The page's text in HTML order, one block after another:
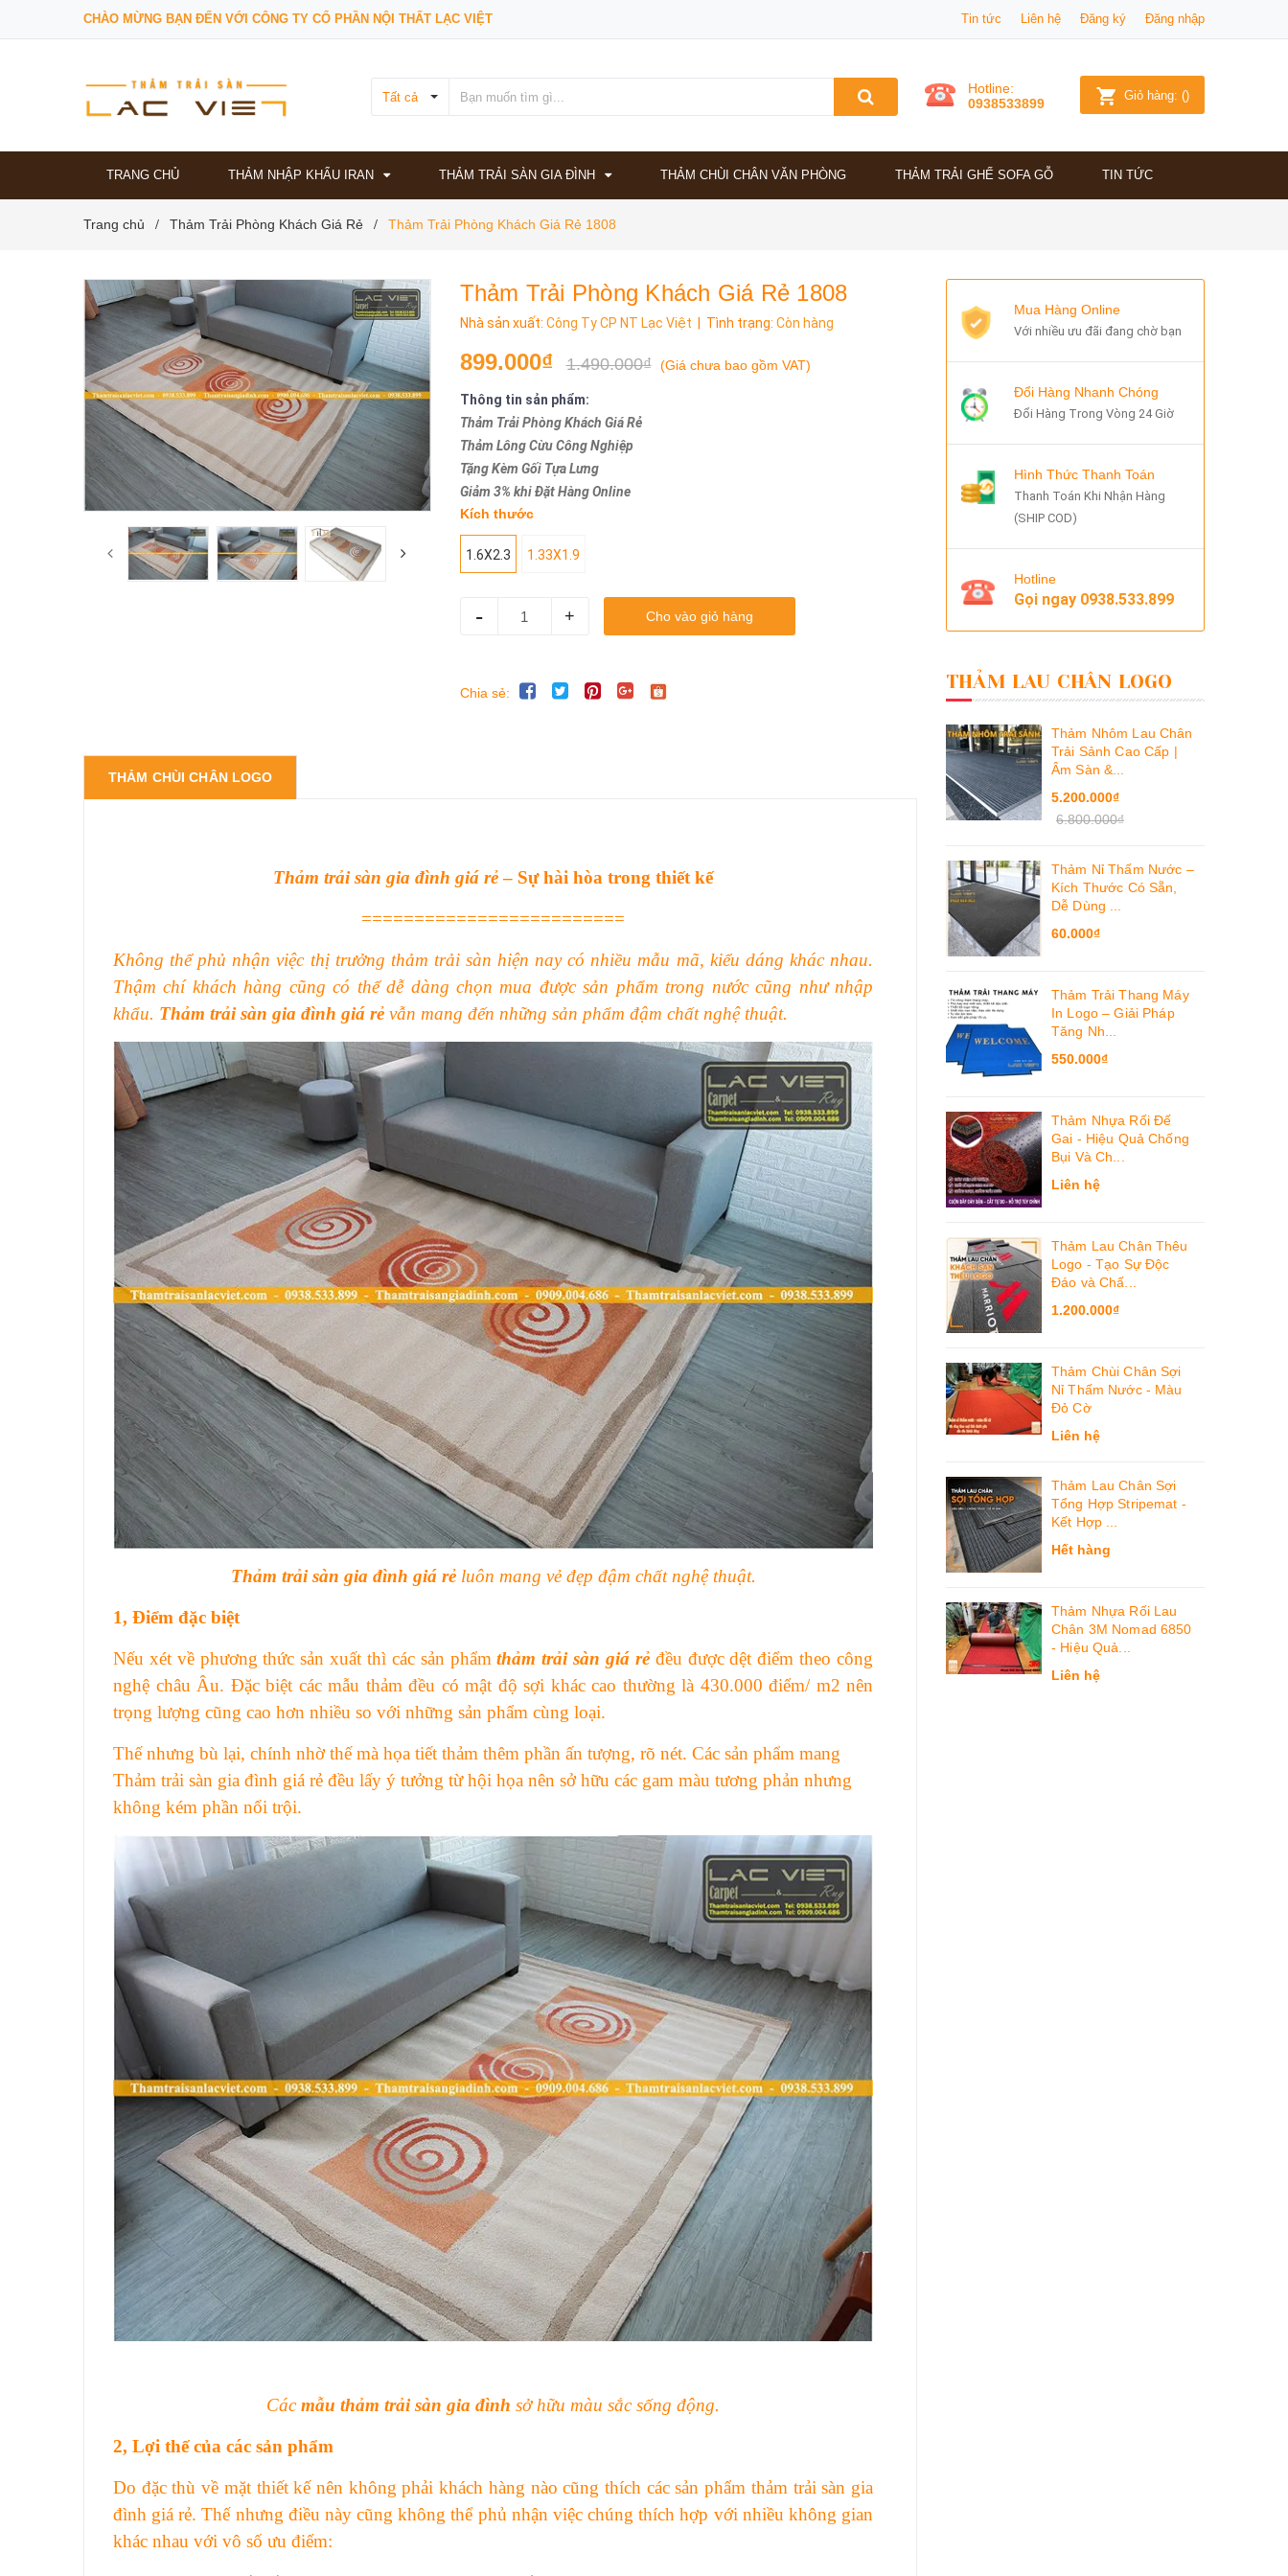
CHÀO MỪNG BẠN ĐẾN VỚI CÔNG TY CỔ PHẦN NỘI THẤT LẠC VIỆT Tin tức Liên hệ Đăng ký Đăng nhập
Tất cả
Hotline:
0938533899
Giỏ hàng: ()
TRANG CHỦ THẢM NHẬP KHẨU IRAN THẢM TRẢI SÀN GIA ĐÌNH THẢM CHÙI CHÂN VĂN PHÒNG THẢM TRẢI GHẾ SOFA GỖ TIN TỨC
Trang chủ / Thảm Trải Phòng Khách Giá Rẻ / Thảm Trải Phòng Khách Giá Rẻ 1808
Thảm Trải Phòng Khách Giá Rẻ 1808
Nhà sản xuất: Công Ty CP NT Lạc Việt | Tình trạng: Còn hàng
899.000₫ 1.490.000₫ (Giá chưa bao gồm VAT)
Thông tin sản phẩm:
Thảm Trải Phòng Khách Giá Rẻ
Thảm Lông Cừu Công Nghiệp
Tặng Kèm Gối Tựa Lưng
Giảm 3% khi Đặt Hàng Online
Kích thước
1.6X2.3 1.33X1.9
- + Cho vào giỏ hàng
Chia sẻ:
THẢM CHÙI CHÂN LOGO
Thảm trải sàn gia đình giá rẻ– Sự hài hòa trong thiết kế
=========================
Không thể phủ nhận việc thị trưởng thảm trải sàn hiện nay có nhiều mẫu mã, kiểu dáng khác nhau.
Thậm chí khách hàng cũng có thể dễ dàng chọn mua được sản phẩm trong nước cũng như nhập
khẩu. Thảm trải sàn gia đình giá rẻ vẫn mang đến những sản phẩm đậm chất nghệ thuật.
Thảm trải sàn gia đình giá rẻ luôn mang vẻ đẹp đậm chất nghệ thuật.
1, Điểm đặc biệt
Nếu xét về phương thức sản xuất thì các sản phẩmthảm trải sàn giá rẻ đều được dệt điểm theo công
nghệ châu Âu. Đặc biệt các mẫu thảm đều có mật độ sợi khác cao thường là 430.000 điểm/ m2 nên
trọng lượng cũng cao hơn nhiều so với những sản phẩm cùng loại.
Thế nhưng bù lại, chính nhờ thế mà họa tiết thảm thêm phần ấn tượng, rõ nét. Các sản phẩm mang
Thảm trải sàn gia đình giá rẻ đều lấy ý tưởng từ hội họa nên sở hữu các gam màu tương phản nhưng
không kém phần nổi trội.
Cácmẫu thảm trải sàn gia đình sở hữu màu sắc sống động.
2, Lợi thế của các sản phẩm
Do đặc thù về mặt thiết kế nên không phải khách hàng nào cũng thích các sản phẩm thảm trải sàn gia
đình giá rẻ. Thế nhưng điều này cũng không thể phủ nhận việc chúng thích hợp với nhiều không gian
khác nhau với vô số ưu điểm:
Mua Hàng Online
Với nhiều ưu đãi đang chờ bạn
Đổi Hàng Nhanh Chóng
Đổi Hàng Trong Vòng 24 Giờ
Hình Thức Thanh Toán
Thanh Toán Khi Nhận Hàng
(SHIP COD)
Hotline
Gọi ngay 0938.533.899
THẢM LAU CHÂN LOGO
Thảm Nhôm Lau Chân
Trải Sảnh Cao Cấp |
Âm Sàn &...
5.200.000₫
6.800.000₫
Thảm Nỉ Thấm Nước –
Kích Thước Có Sẵn,
Dễ Dùng ...
60.000₫
Thảm Trải Thang Máy
In Logo – Giải Pháp
Tăng Nh...
550.000₫
Thảm Nhựa Rối Đế
Gai - Hiệu Quả Chống
Bụi Và Ch...
Liên hệ
Thảm Lau Chân Thêu
Logo - Tạo Sự Độc
Đáo và Chấ...
1.200.000₫
Thảm Chùi Chân Sợi
Nỉ Thấm Nước - Màu
Đỏ Cờ
Liên hệ
Thảm Lau Chân Sợi
Tổng Hợp Stripemat -
Kết Hợp ...
Hết hàng
Thảm Nhựa Rối Lau
Chân 3M Nomad 6850
- Hiệu Quả...
Liên hệ